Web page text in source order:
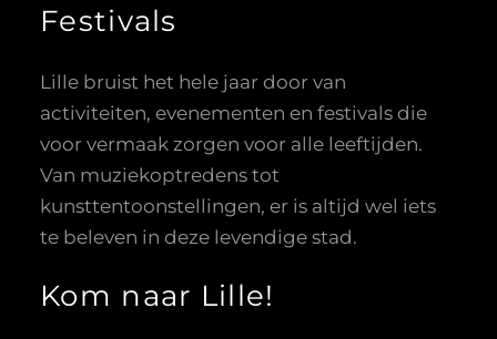
Festivals
Lille bruist het hele jaar door van
activiteiten, evenementen en festivals die
voor vermaak zorgen voor alle leeftijden.
Van muziekoptredens tot
kunsttentoonstellingen, er is altijd wel iets
te beleven in deze levendige stad.
Kom naar Lille!